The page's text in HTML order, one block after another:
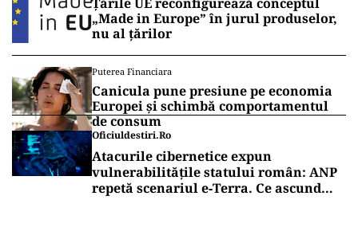
INTERNAȚIONAL
Al-Aqsa, fitilul Ierusalimului: o luptă
pentru câteva hectare aprinde lumea
musulmană
INTERNAȚIONAL
O bucată uriașă dintr-o rachetă SpaceX
ar fi lovit Luna. NASA va studia
impactul